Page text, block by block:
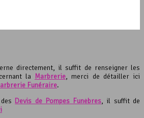
directement, il suffit de renseigner les
la Marbrerie, merci de détailler ici
Funéraire.
Devis de Pompes Funèbres, il suffit de